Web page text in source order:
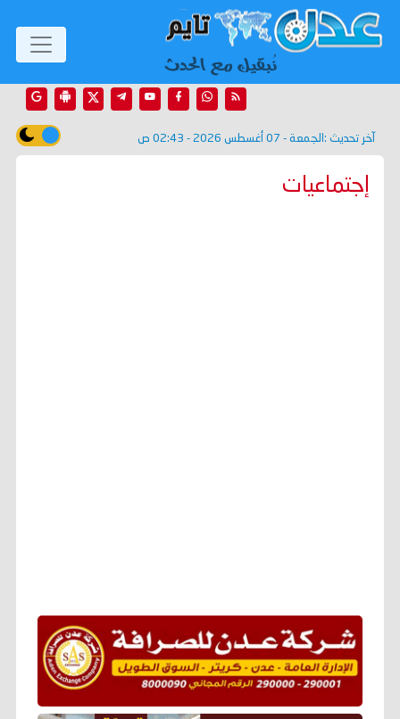
آخر تحديث : الجمعة - 07 أغسطس 2026 - 02:43 ص
إجتماعيات